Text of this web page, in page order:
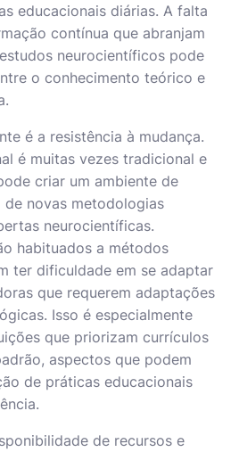
educacionais diárias. A falta
contínua que abranjam
neurocientíficos pode
o conhecimento teórico e
é a resistência à mudança.
é muitas vezes tradicional e
criar um ambiente de
de novas metodologias
neurocientíficas.
habituados a métodos
ter dificuldade em se adaptar
que requerem adaptações
Isso é especialmente
que priorizam currículos
aspectos que podem
de práticas educacionais
de recursos e